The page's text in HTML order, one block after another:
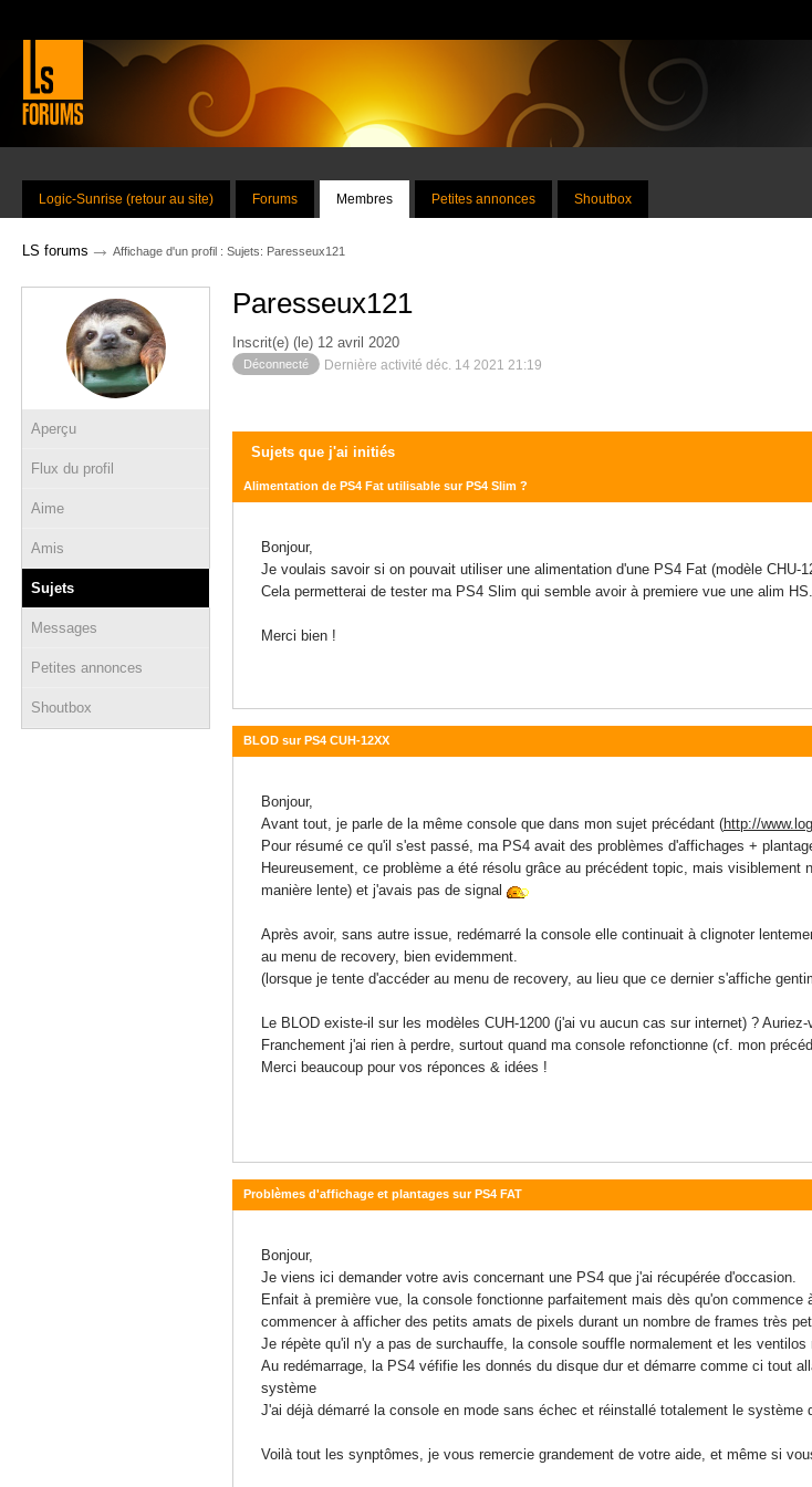
Logic-Sunrise (retour au site) Forums Membres Petites annonces Shoutbox
LS forums → Affichage d'un profil : Sujets: Paresseux121
Aperçu
Flux du profil
Aime
Amis
Sujets
Messages
Petites annonces
Shoutbox
Paresseux121
Inscrit(e) (le) 12 avril 2020
Déconnecté Dernière activité déc. 14 2021 21:19
Sujets que j'ai initiés
Alimentation de PS4 Fat utilisable sur PS4 Slim ?
Bonjour,
Je voulais savoir si on pouvait utiliser une alimentation d'une PS4 Fat (modèle CHU-
Cela permetterai de tester ma PS4 Slim qui semble avoir à premiere vue une alim HS.
Merci bien !
BLOD sur PS4 CUH-12XX
Bonjour,
Avant tout, je parle de la même console que dans mon sujet précédant (http://
Pour résumé ce qu'il s'est passé, ma PS4 avait des problèmes d'affichages +
Heureusement, ce problème a été résolu grâce au précédent topic, mais
manière lente) et j'avais pas de signal
Après avoir, sans autre issue, redémarré la console elle continuait à clignoter
au menu de recovery, bien evidemment.
(lorsque je tente d'accéder au menu de recovery, au lieu que ce dernier s'affiche
Le BLOD existe-il sur les modèles CUH-1200 (j'ai vu aucun cas sur internet) ?
Franchement j'ai rien à perdre, surtout quand ma console refonctionne (cf. mon
Merci beaucoup pour vos réponces & idées !
Problèmes d'affichage et plantages sur PS4 FAT
Bonjour,
Je viens ici demander votre avis concernant une PS4 que j'ai récupérée d'occasion.
Enfait à première vue, la console fonctionne parfaitement mais dès qu'on
commencer à afficher des petits amats de pixels durant un nombre de frames très
Je répète qu'il n'y a pas de surchauffe, la console souffle normalement et les ventilos
Au redémarrage, la PS4 véfifie les donnés du disque dur et démarre comme ci tout
système
J'ai déjà démarré la console en mode sans échec et réinstallé totalement le
Voilà tout les synptômes, je vous remercie grandement de votre aide, et même si